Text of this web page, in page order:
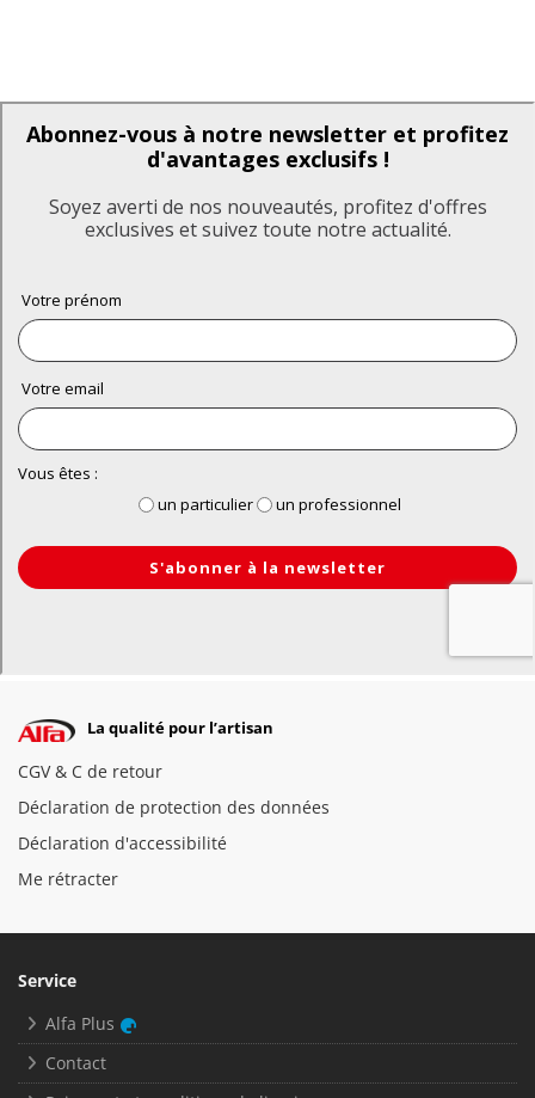
La qualité pour l’artisan
CGV & C de retour
Déclaration de protection des données
Déclaration d'accessibilité
Me rétracter
Service
Alfa Plus
Contact